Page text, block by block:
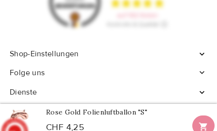
Rose Gold Folienluftballon "S"
CHF 4,25 
Shop-Einstellungen

Folge uns

Dienste
